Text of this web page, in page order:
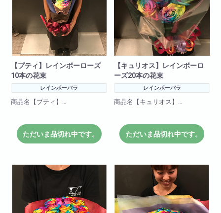
【プティ】レインボーローズ
10本の花束
レインボーバラ
商品名【プティ】
色合いも綺麗なレインボーロー
希少価値の高いサプライズに最
ある程度本数はご用意しており
ますが
ただいま品切れ中です。
【キュリオス】レインボーロ
ーズ20本の花束
レインボーバラ
商品名【キュリオス】
色合いも綺麗なレインボーロー
希少価値の高いサプライズに最
適な花束です!
ある程度本数はご用意しており
ますが
ただいま品切れ中です。